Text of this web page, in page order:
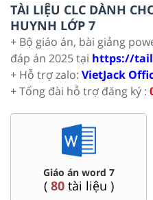
TÀI LIỆU CLC DÀNH
HUYNH LỚP 7
+ Bộ giáo án, bài giảng
đáp án 2025 tại https://
+ Hỗ trợ zalo: VietJack
+ Tổng đài hỗ trợ đăng ký :
án word 7
tài liệu )
Chuyên
Lí,